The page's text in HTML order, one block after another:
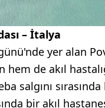
– İtalya
yer alan
hem de akıl
salgını
bir akıl